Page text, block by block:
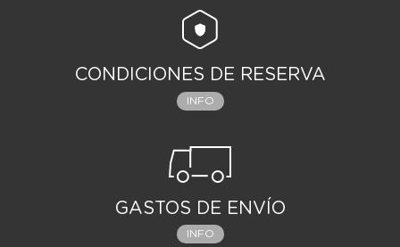
CONDICIONES DE RESERVA
INFO
GASTOS DE ENVÍO
INFO